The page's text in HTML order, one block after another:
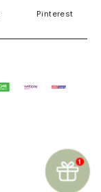
Pinterest